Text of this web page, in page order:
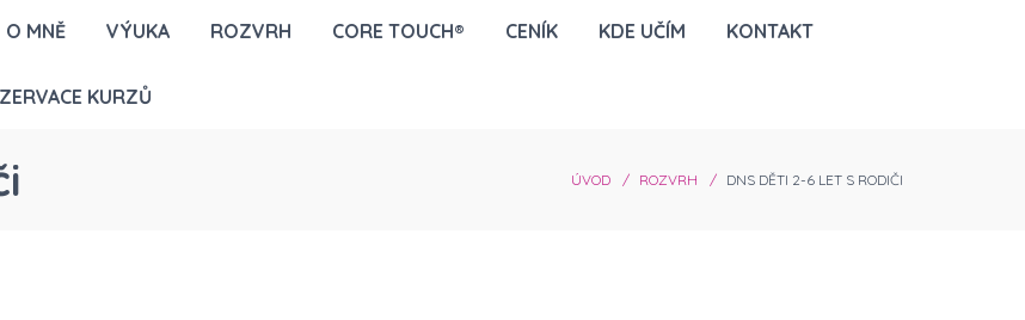
O MNĚ VÝUKA ROZVRH CORE TOUCH® CENÍK KDE UČÍM KONTAKT
KURZŮ
ÚVOD ROZVRH DNS DĚTI 2-6 LET S RODIČI